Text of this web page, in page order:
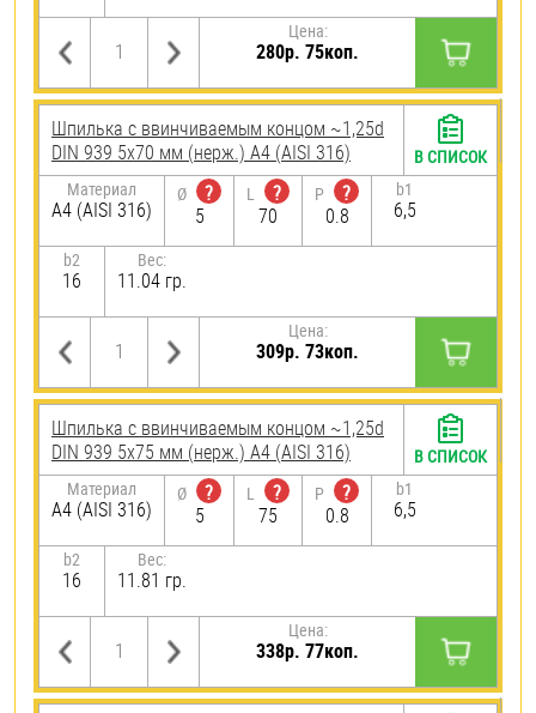
Цена:
280р. 75коп.
Шпилька c ввинчиваемым концом ~1,25d
DIN 939 5х70 мм (нерж.) A4 (AISI 316)
Материал
A4 (AISI 316)
Ø
?
5
L
?
70
P
?
0.8
b1
6,5
b2
16
Вес:
11.04 гр.
Цена:
309р. 73коп.
В СПИСОК
Шпилька c ввинчиваемым концом ~1,25d
DIN 939 5х75 мм (нерж.) A4 (AISI 316)
Материал
A4 (AISI 316)
Ø
?
5
L
?
75
P
?
0.8
b1
6,5
b2
16
Вес:
11.81 гр.
Цена:
338р. 77коп.
В СПИСОК